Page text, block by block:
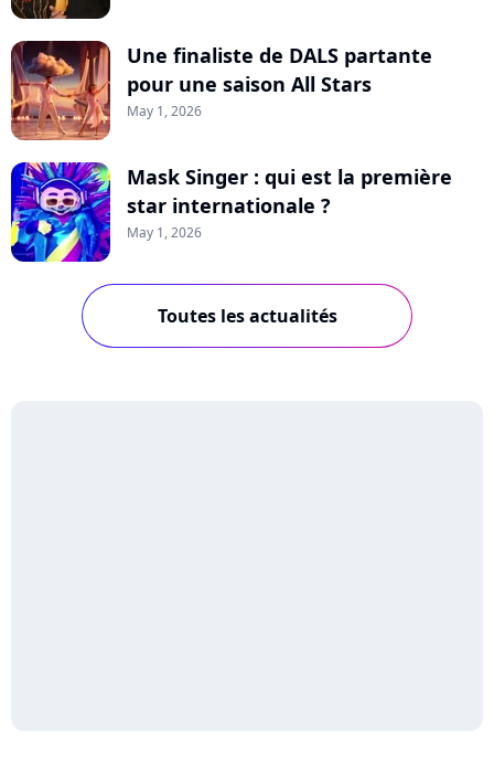
Une finaliste de DALS partante
pour une saison All Stars
May 1, 2026
Mask Singer : qui est la première
star internationale ?
May 1, 2026
Toutes les actualités